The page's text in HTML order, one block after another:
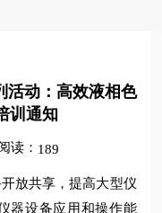
活动：高效液相色
训通知
读： 189
放共享，提高大型仪
器设备应用和操作能